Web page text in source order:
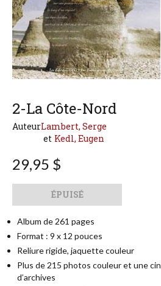
2-La Côte-Nord
AuteurLambert, Serge
Kedl, Eugen
29,95 $
ÉPUISÉ
Album de 261 pages
Format : 9 x 12 pouces
Reliure rigide, jaquette couleur
Plus de 215 photos couleur et une
d’archives